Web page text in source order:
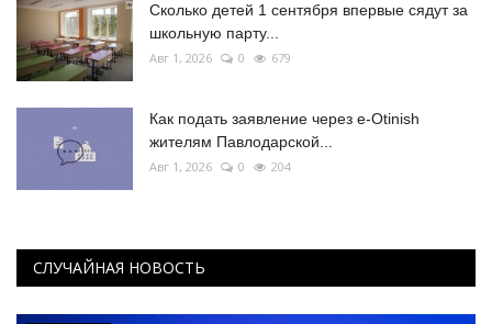
Сколько детей 1 сентября впервые сядут за
школьную парту...
Авг 1, 2026 0 679
Как подать заявление через e-Otinish
жителям Павлодарской...
Авг 1, 2026 0 204
СЛУЧАЙНАЯ НОВОСТЬ